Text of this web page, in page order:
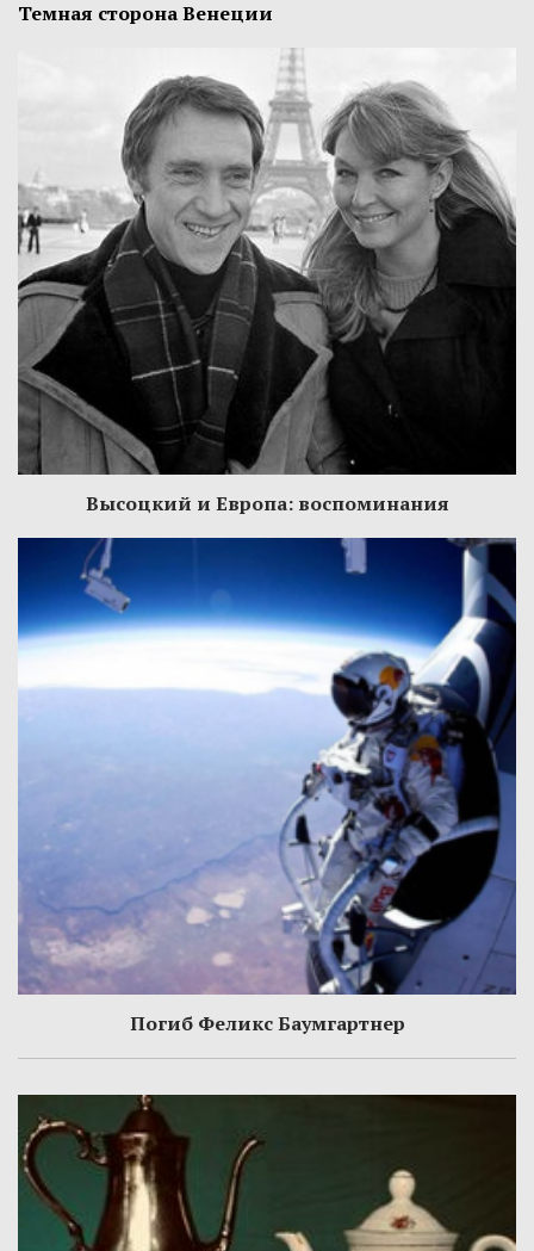
Темная сторона Венеции
Высоцкий и Европа: воспоминания
Погиб Феликс Баумгартнер